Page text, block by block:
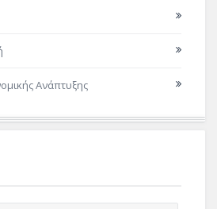
Ανάπτυξης